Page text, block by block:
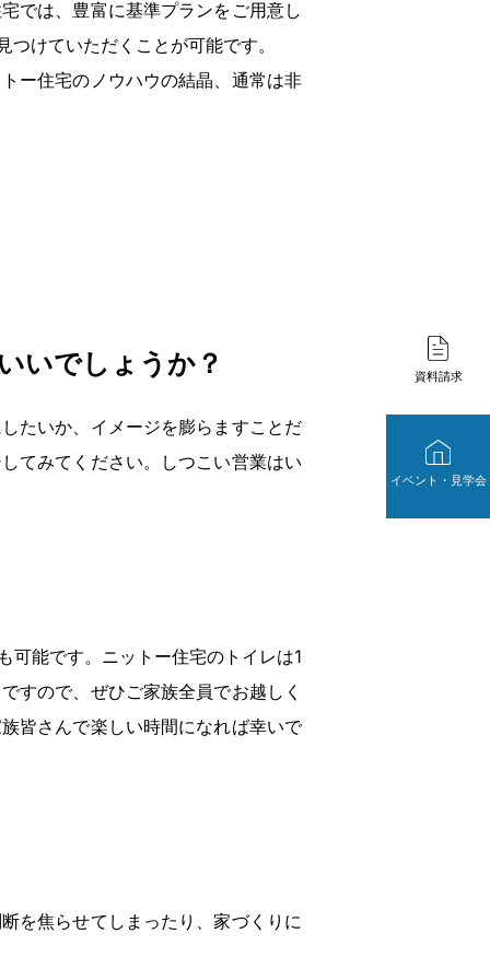
では、豊富に基準プランをご用意し
けていただくことが可能です。
ー住宅のノウハウの結晶、通常は非
いでしょうか？
たいか、イメージを膨らますことだ
てみてください。しつこい営業はい
可能です。ニットー住宅のトイレは1
すので、ぜひご家族全員でお越しく
皆さんで楽しい時間になれば幸いで
を焦らせてしまったり、家づくりに
資料請求
イベント・見学会